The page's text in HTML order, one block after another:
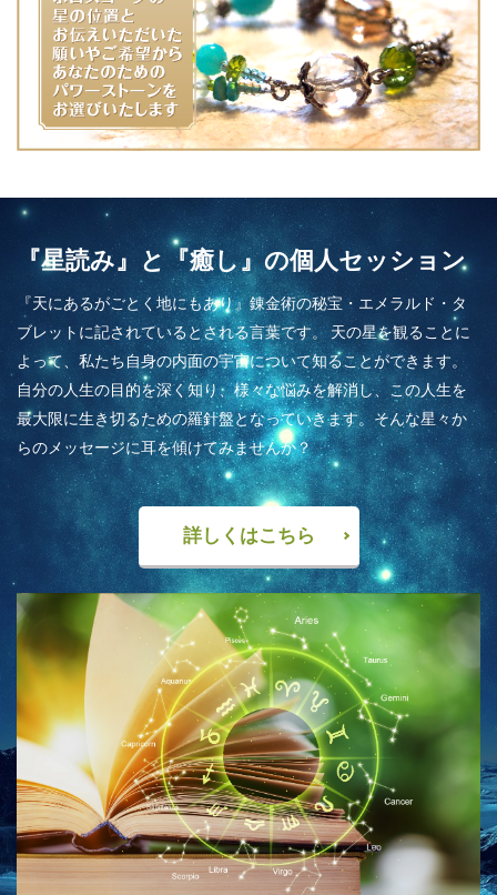
『星読み』と『癒し』の個人セッション
『天にあるがごとく地にもあり』錬金術の秘宝・エメラルド・タ
ブレットに記されているとされる言葉です。 天の星を観ることに
よって、私たち自身の内面の宇宙について知ることができます。
自分の人生の目的を深く知り、様々な悩みを解消し、この人生を
最大限に生き切るための羅針盤となっていきます。そんな星々か
らのメッセージに耳を傾けてみませんか？
詳しくはこちら